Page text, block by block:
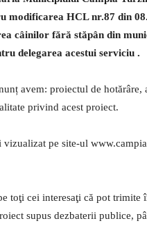
modificarea HCL nr.87 din
câinilor fără stăpân din
delegarea acestui serviciu .
avem: proiectul de
privind acest proiect.
vizualizat pe site-ul
toţi cei interesaţi că pot
supus dezbaterii publice,